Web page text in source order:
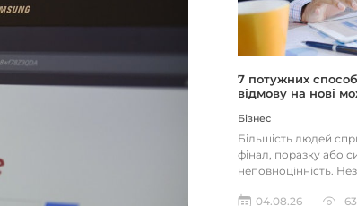
7 потужних
відмову на нові
Бізнес
Більшість людей
фінал, поразку або
неповноцінність.
04.08.26